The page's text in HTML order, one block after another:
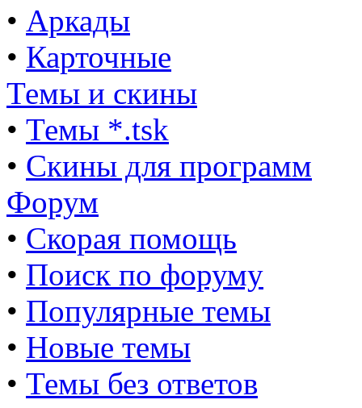
• Аркады
• Карточные
Темы и скины
• Темы *.tsk
• Скины для программ
Форум
• Скорая помощь
• Поиск по форуму
• Популярные темы
• Новые темы
• Темы без ответов